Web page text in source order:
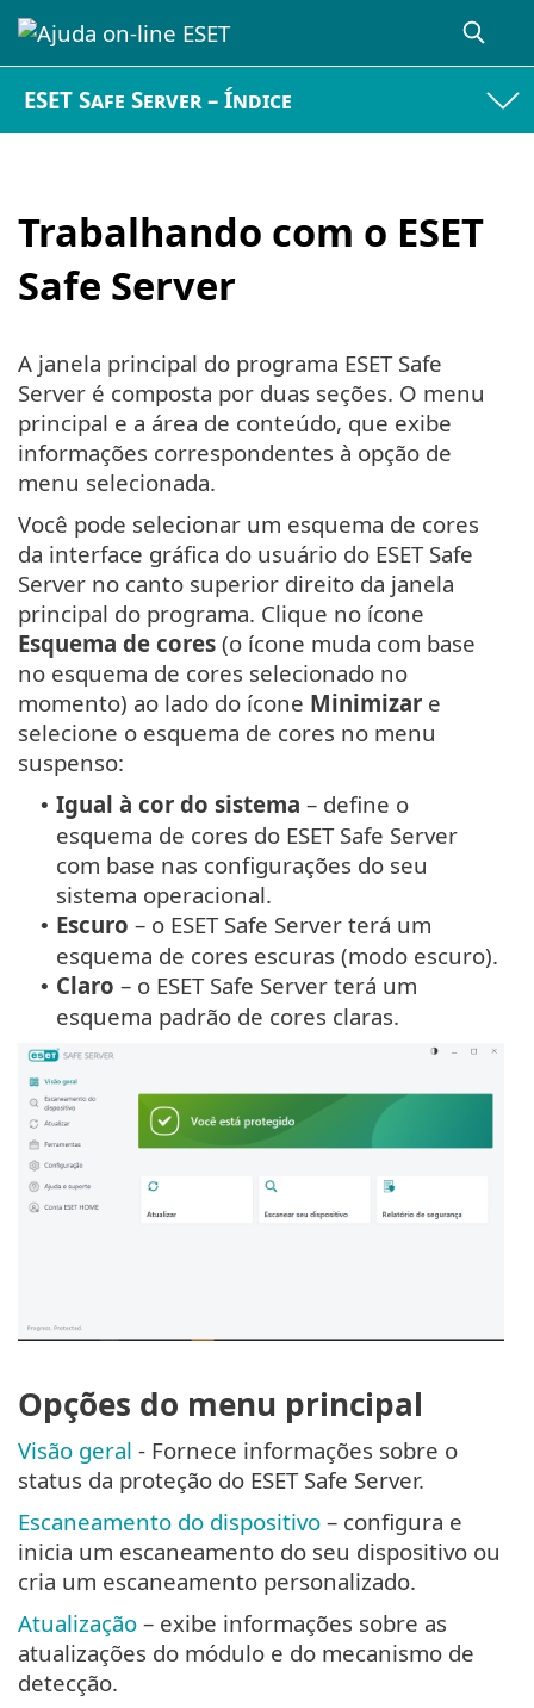
ESET Safe Server – Índice
Trabalhando com o ESET
Safe Server
A janela principal do programa ESET Safe
Server é composta por duas seções. O menu
principal e a área de conteúdo, que exibe
informações correspondentes à opção de
menu selecionada.
Você pode selecionar um esquema de cores
da interface gráfica do usuário do ESET Safe
Server no canto superior direito da janela
principal do programa. Clique no ícone
Esquema de cores (o ícone muda com base
no esquema de cores selecionado no
momento) ao lado do ícone Minimizar e
selecione o esquema de cores no menu
suspenso:
• Igual à cor do sistema – define o
esquema de cores do ESET Safe Server
com base nas configurações do seu
sistema operacional.
• Escuro – o ESET Safe Server terá um
esquema de cores escuras (modo escuro).
• Claro – o ESET Safe Server terá um
esquema padrão de cores claras.
Opções do menu principal
Visão geral - Fornece informações sobre o
status da proteção do ESET Safe Server.
Escaneamento do dispositivo – configura e
inicia um escaneamento do seu dispositivo ou
cria um escaneamento personalizado.
Atualização – exibe informações sobre as
atualizações do módulo e do mecanismo de
detecção.